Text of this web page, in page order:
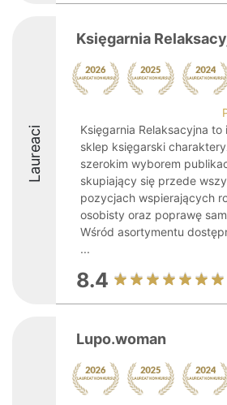
Laureaci
Księgarnia
Księgarnia Relaksacyjna to
sklep księgarski
szerokim wyborem
skupiający się przede
pozycjach wspierających
osobisty oraz poprawę
Wśród asortymentu
...
8.4
Lupo.woman